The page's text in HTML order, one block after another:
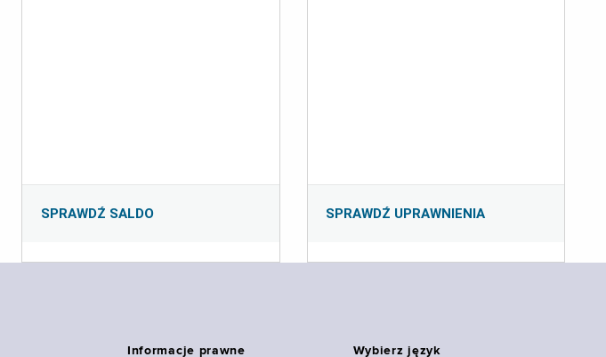
SPRAWDŹ SALDO SPRAWDŹ UPRAWNIENIA
Informacje prawne Wybierz język